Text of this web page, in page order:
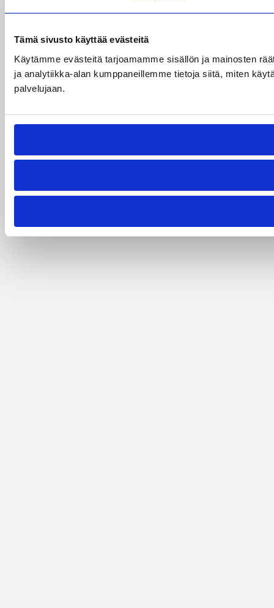
Tämä sivusto käyttää evästeitä
Käytämme evästeitä tarjoamamme sisällön ja mainosten
ja analytiikka-alan kumppaneillemme tietoja siitä, miten
palvelujaan.